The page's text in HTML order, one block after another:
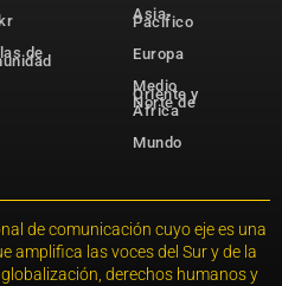
de
Asia-
Pacífico
Europa
Medio
Oriente y
Norte de
África
Mundo
de comunicación cuyo eje es una
amplifica las voces del Sur y de la
derechos humanos y